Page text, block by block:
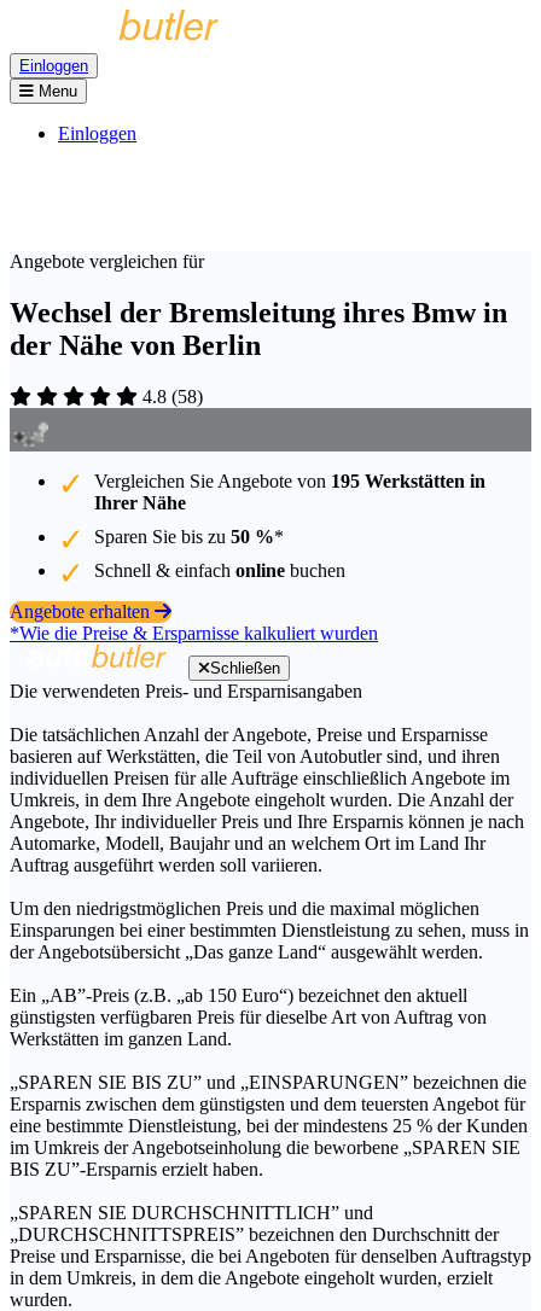
Einloggen
Menu
Einloggen
Angebote vergleichen für
Wechsel der Bremsleitung ihres Bmw in
der Nähe von Berlin
4.8 (58)
Vergleichen Sie Angebote von 195 Werkstätten in
Ihrer Nähe
Sparen Sie bis zu 50 %*
Schnell & einfach online buchen
Angebote erhalten
*Wie die Preise & Ersparnisse kalkuliert wurden
Schließen
Die verwendeten Preis- und Ersparnisangaben
Die tatsächlichen Anzahl der Angebote, Preise und Ersparnisse
basieren auf Werkstätten, die Teil von Autobutler sind, und ihren
individuellen Preisen für alle Aufträge einschließlich Angebote im
Umkreis, in dem Ihre Angebote eingeholt wurden. Die Anzahl der
Angebote, Ihr individueller Preis und Ihre Ersparnis können je nach
Automarke, Modell, Baujahr und an welchem Ort im Land Ihr
Auftrag ausgeführt werden soll variieren.
Um den niedrigstmöglichen Preis und die maximal möglichen
Einsparungen bei einer bestimmten Dienstleistung zu sehen, muss in
der Angebotsübersicht „Das ganze Land“ ausgewählt werden.
Ein „AB”-Preis (z.B. „ab 150 Euro“) bezeichnet den aktuell
günstigsten verfügbaren Preis für dieselbe Art von Auftrag von
Werkstätten im ganzen Land.
„SPAREN SIE BIS ZU” und „EINSPARUNGEN” bezeichnen die
Ersparnis zwischen dem günstigsten und dem teuersten Angebot für
eine bestimmte Dienstleistung, bei der mindestens 25 % der Kunden
im Umkreis der Angebotseinholung die beworbene „SPAREN SIE
BIS ZU”-Ersparnis erzielt haben.
„SPAREN SIE DURCHSCHNITTLICH” und
„DURCHSCHNITTSPREIS” bezeichnen den Durchschnitt der
Preise und Ersparnisse, die bei Angeboten für denselben Auftragstyp
in dem Umkreis, in dem die Angebote eingeholt wurden, erzielt
wurden.